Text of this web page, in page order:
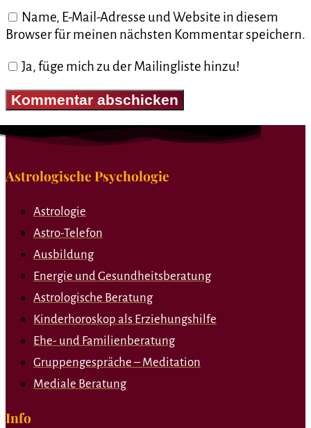
Name, E-Mail-Adresse und Website in diesem
Browser für meinen nächsten Kommentar speichern.
Ja, füge mich zu der Mailingliste hinzu!
Astrologische Psychologie
Astrologie
Astro-Telefon
Ausbildung
Energie und Gesundheitsberatung
Astrologische Beratung
Kinderhoroskop als Erziehungshilfe
Ehe- und Familienberatung
Gruppengespräche – Meditation
Mediale Beratung
Info